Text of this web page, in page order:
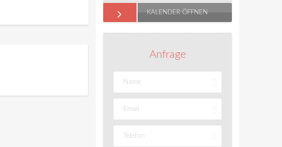
KALENDER ÖFFNEN
Anfrage